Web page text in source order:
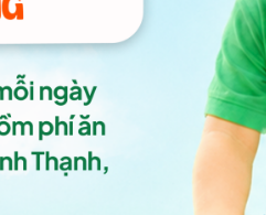
Tư
Tuyển sinh năm học 2026-
Họ & tên Bố/Mẹ